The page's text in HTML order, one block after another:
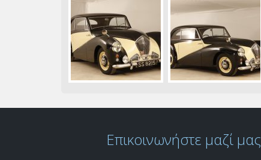
Επικοινωνήστε μαζί μας